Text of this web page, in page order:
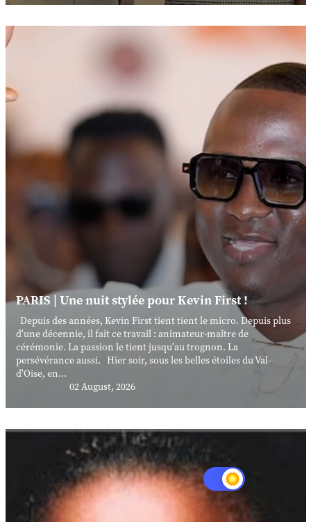
PARIS | Une nuit stylée pour Kevin First !
Depuis des années, Kevin First tient tient le micro. Depuis plus
d'une décennie, il fait ce travail : animateur-maître de
cérémonie. La passion le tient jusqu'au trognon. La
persévérance aussi. Hier soir, sous les belles étoiles du Val-
d'Oise, en...
02 August, 2026